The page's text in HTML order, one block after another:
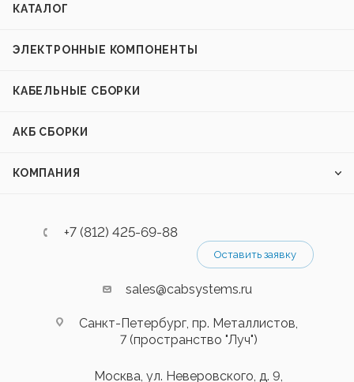
КАТАЛОГ
ЭЛЕКТРОННЫЕ КОМПОНЕНТЫ
КАБЕЛЬНЫЕ СБОРКИ
АКБ СБОРКИ
КОМПАНИЯ
+7 (812) 425-69-88
Оставить заявку
sales@cabsystems.ru
Санкт-Петербург, пр. Металлистов,
7 (пространство "Луч")
Москва, ул. Неверовского, д. 9,